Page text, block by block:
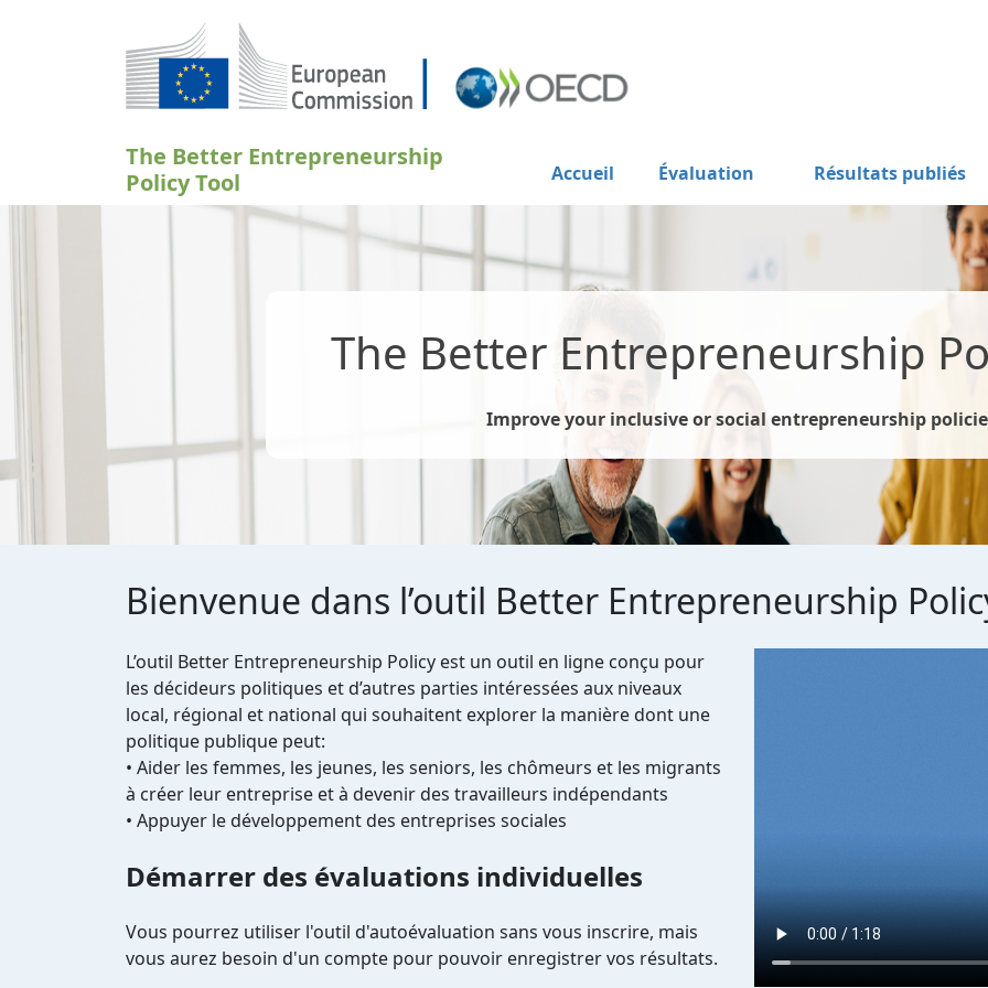
Aller au contenu principal
The Better Entrepreneurship
Policy Tool
Accueil Évaluation Résultats publiés
The Better Entrepreneurship
Improve your inclusive or social entrepreneurship
Bienvenue dans l’outil Better Entrepreneurship
L’outil Better Entrepreneurship Policy est un outil en ligne conçu pour
les décideurs politiques et d’autres parties intéressées aux niveaux
local, régional et national qui souhaitent explorer la manière dont une
politique publique peut:
• Aider les femmes, les jeunes, les seniors, les chômeurs et les migrants
à créer leur entreprise et à devenir des travailleurs indépendants
• Appuyer le développement des entreprises sociales
Démarrer des évaluations individuelles
Vous pourrez utiliser l'outil d'autoévaluation sans vous inscrire, mais
vous aurez besoin d'un compte pour pouvoir enregistrer vos résultats.